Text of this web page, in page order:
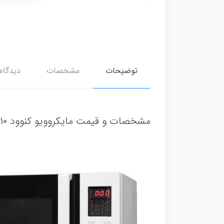
توضیحات مشخصات
مشخصات و قیمت مایکروویو کنوود kenwood mwl210